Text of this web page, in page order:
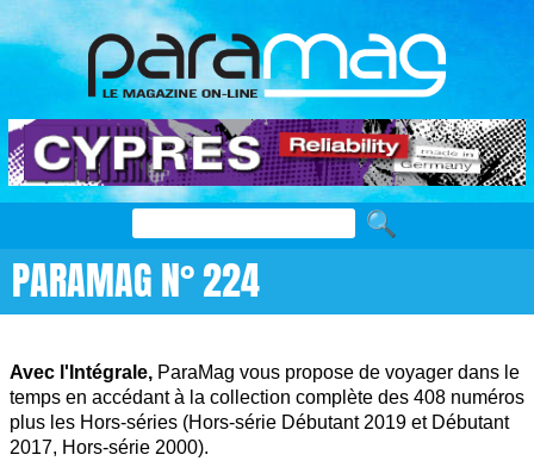
PARAMAG N° 224
Avec l'Intégrale, ParaMag vous propose de voyager dans le
temps en accédant à la collection complète des 408 numéros
plus les Hors-séries (Hors-série Débutant 2019 et Débutant
2017, Hors-série 2000).